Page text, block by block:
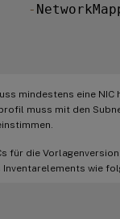
-
mindestens eine NIC
muss mit den
für die
Inventarelements wie